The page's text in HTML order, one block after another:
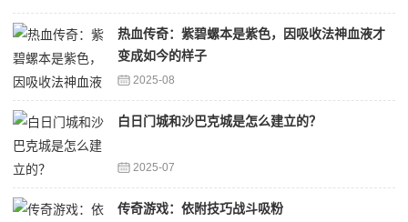
热血传奇：紫碧螺本是紫色，因吸收法神血液才
变成如今的样子
2025-08
白日门城和沙巴克城是怎么建立的？
2025-07
传奇游戏：依附技巧战斗吸粉